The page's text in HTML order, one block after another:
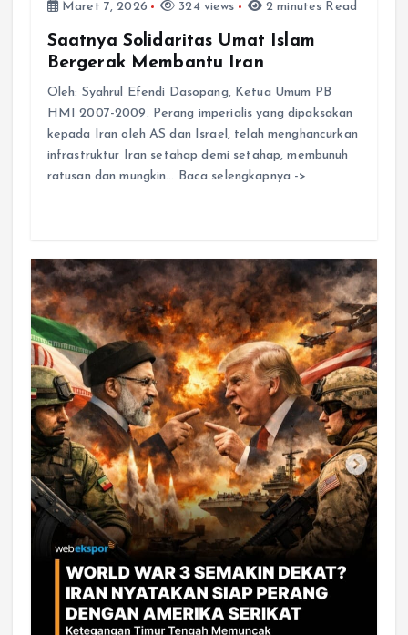
Maret 7, 2026 324 views 2 minutes Read
Saatnya Solidaritas Umat Islam
Bergerak Membantu Iran
Oleh: Syahrul Efendi Dasopang, Ketua Umum PB
HMI 2007-2009. Perang imperialis yang dipaksakan
kepada Iran oleh AS dan Israel, telah menghancurkan
infrastruktur Iran setahap demi setahap, membunuh
ratusan dan mungkin… Baca selengkapnya ->